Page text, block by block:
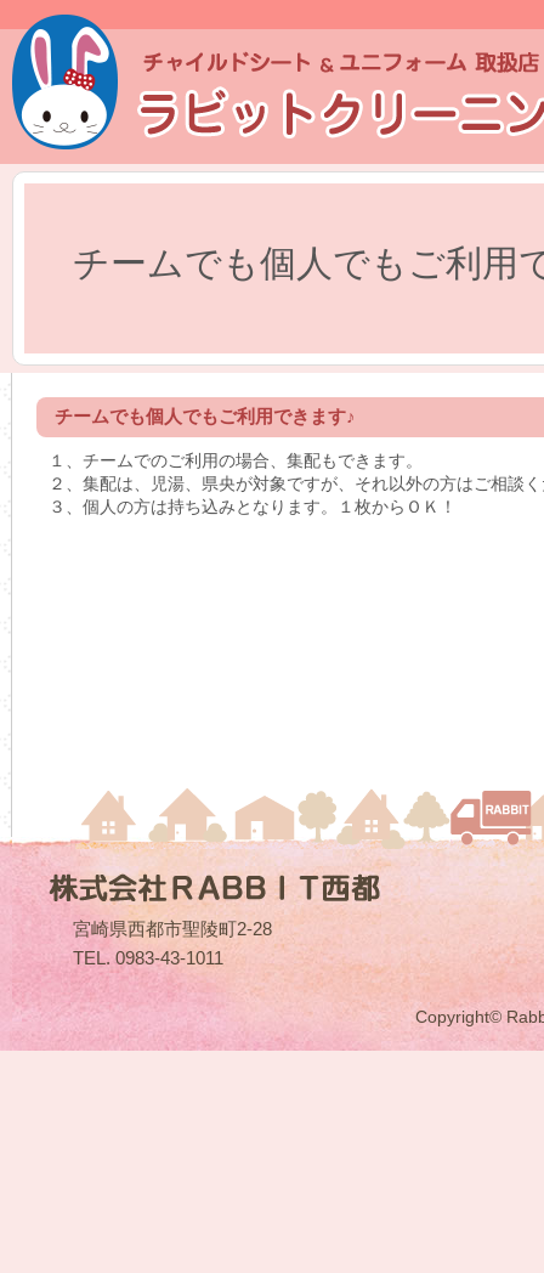
チームでも個人でもご利用
チームでも個人でもご利用できます♪
１、チームでのご利用の場合、集配もできます。
２、集配は、児湯、県央が対象ですが、それ以外の方はご相談
３、個人の方は持ち込みとなります。１枚からＯＫ！
宮崎県西都市聖陵町2-28
TEL. 0983-43-1011
Copyright©